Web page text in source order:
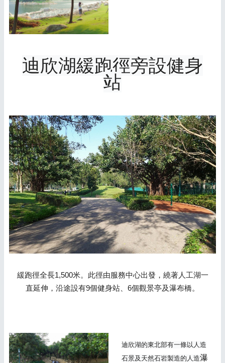
迪欣湖緩跑徑旁設健身
站
緩跑徑全長1,500米。此徑由服務中心出發，繞著人工湖一
直延伸，沿途設有9個健身站、6個觀景亭及瀑布橋。
迪欣湖的東北部有一條以人造
石景及天然石岩製造的人造瀑